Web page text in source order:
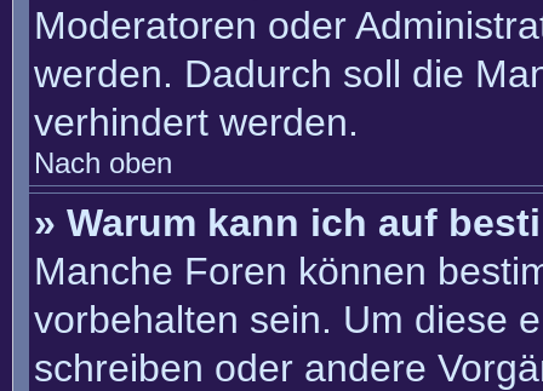
Moderatoren oder
werden. Dadurch soll die
verhindert werden.
Nach oben
» Warum kann ich auf
Manche Foren können
vorbehalten sein. Um diese
schreiben oder andere